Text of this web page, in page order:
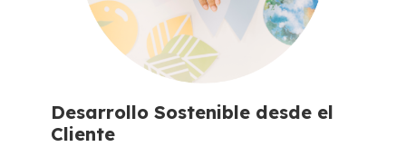
Desarrollo Sostenible desde el
Cliente